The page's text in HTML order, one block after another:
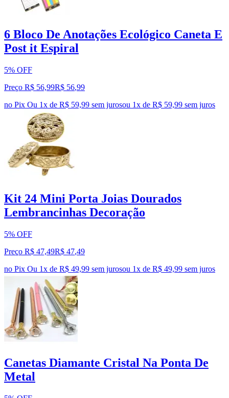
6 Bloco De Anotações Ecológico Caneta E
Post it Espiral
5% OFF
Preço R$ 56,99R$ 56,99
no Pix Ou 1x de R$ 59,99 sem jurosou 1x de R$ 59,99 sem juros
Kit 24 Mini Porta Joias Dourados
Lembrancinhas Decoração
5% OFF
Preço R$ 47,49R$ 47,49
no Pix Ou 1x de R$ 49,99 sem jurosou 1x de R$ 49,99 sem juros
Canetas Diamante Cristal Na Ponta De
Metal